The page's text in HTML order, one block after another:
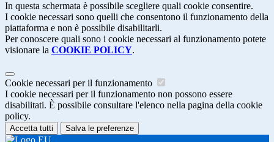
In questa schermata è possibile scegliere quali cookie consentire.
I cookie necessari sono quelli che consentono il funzionamento della
piattaforma e non è possibile disabilitarli.
Per conoscere quali sono i cookie necessari al funzionamento potete
visionare la COOKIE POLICY.
Cookie necessari per il funzionamento
I cookie necessari per il funzionamento non possono essere
disabilitati. È possibile consultare l'elenco nella pagina della cookie
policy.
Accetta tutti Salva le preferenze